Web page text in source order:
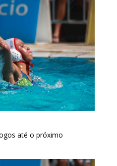
até o próximo